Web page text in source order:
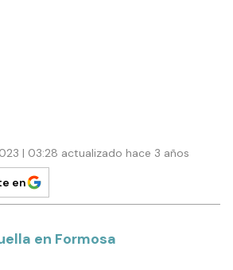
| 03:28 actualizado hace 3 años
en
en Formosa